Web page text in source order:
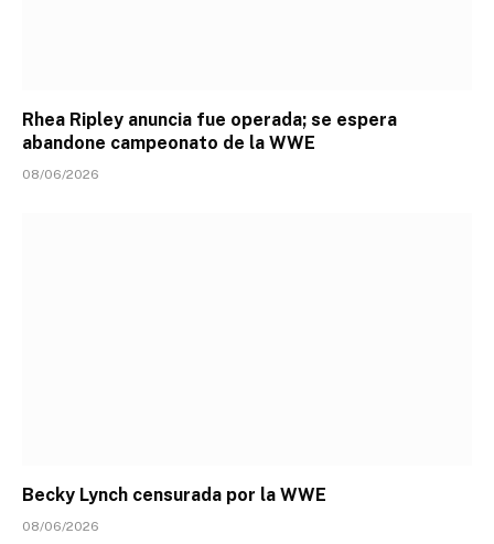
Rhea Ripley anuncia fue operada; se espera
abandone campeonato de la WWE
08/06/2026
Becky Lynch censurada por la WWE
08/06/2026